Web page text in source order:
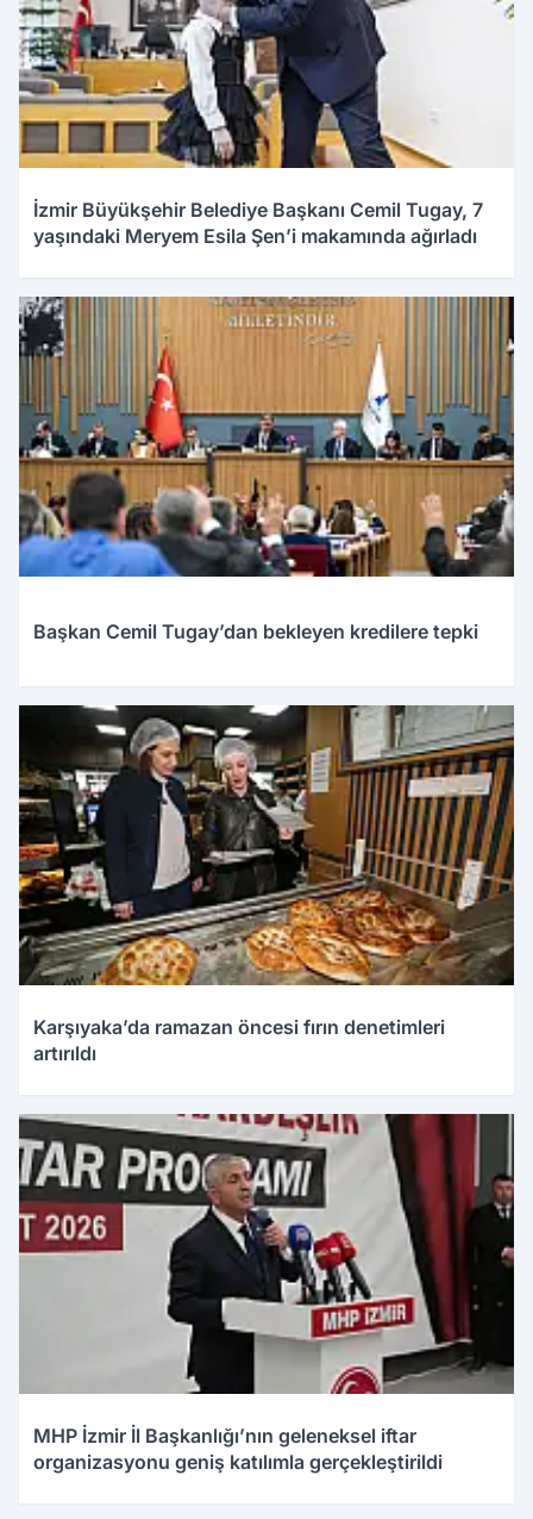
İzmir Büyükşehir Belediye Başkanı Cemil Tugay, 7
yaşındaki Meryem Esila Şen’i makamında ağırladı
Başkan Cemil Tugay’dan bekleyen kredilere tepki
Karşıyaka’da ramazan öncesi fırın denetimleri
artırıldı
MHP İzmir İl Başkanlığı’nın geleneksel iftar
organizasyonu geniş katılımla gerçekleştirildi